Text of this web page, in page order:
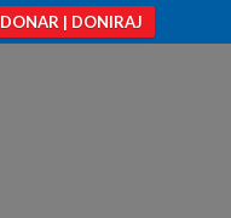
DONAR | DONIRAJ